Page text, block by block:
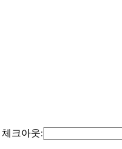
체크아웃: